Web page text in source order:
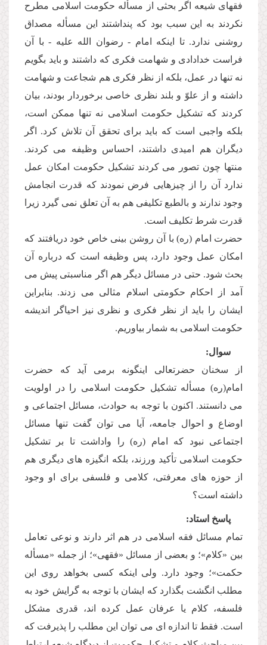
فقهاى شیعه اگر بحثى از مسأله حكومت اسلامى مطرح
نكردند به این سبب بود كه پنداشتند این مسأله مصداق
روشنى ندارد. تا اینكه امام - رضوان الله علیه - با آن
فراست خدادادى و شهامت فكرى كه داشتند و باید بگویم
نه تنها در عمل، بلكه از نظر فكرى هم شجاعت و شهامت
داشته و از علوّ و بلند نظرى خاصى برخوردار بودند، بیان
كردند كه تشكیل حكومت اسلامى نه تنها ممكن است،
بلكه واجبى است كه باید براى تحقق آن تلاش كرد. اگر
دیگران هم امیدى داشتند، احساس وظیفه مى كردند.
منتها چون تصور مى كردند تشكیل حكومت امكان عمل
ندارد آن را از چیزهایى فرض نمودند كه قدرت انجامش
وجود ندارند و بالطبع تكلیفى هم به آن تعلق نمى گیرد زیرا
قدرت شرط تكلیف است.
حضرت امام (ره) با آن روشن بینى خاص خود دریافتند كه
امكان عمل وجود دارد، پس وظیفه است كه درباره آن
بحث شود. حتى در مسائل دیگر هم اگر مناسبتى پیش مى
آمد از احكام حكومتى اسلام مثالى مى زدند. بنابراین
ایشان را باید از نظر فكرى و نظرى نیز احیاگر اندیشه
حكومت اسلامى به شمار بیاوریم.
سوال:
از سخنان حضرتعالى اینگونه برمى آید كه حضرت
امام(ره) مسأله تشكیل حكومت اسلامى را در اولویت
مى دانستند. اكنون با توجه به حوادث، مسائل اجتماعى و
اوضاع و احوال جامعه، آیا مى توان گفت تنها مسائل
اجتماعى نبود كه امام (ره) را واداشت تا بر تشكیل
حكومت اسلامى تأكید ورزند، بلكه انگیزه هاى دیگرى هم
از حوزه هاى معرفتى، كلامى و فلسفى براى او وجود
داشته است؟
پاسخ استاد:
تمام مسائل فقه اسلامى در هم اثر دارند و نوعى تعامل
بین «كلام»؛ و بعضى از مسائل «فقهى»؛ از جمله «مسأله
حكمت»؛ وجود دارد. ولى اینكه كسى بخواهد روى این
مطلب انگشت بگذارد كه ایشان با توجه به گرایش خود به
فلسفه، كلام یا عرفان عمل كرده اند، قدرى مشكل
است. فقط تا اندازه اى مى توان این مطلب را پذیرفت كه